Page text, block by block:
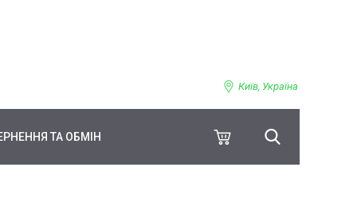
Київ, Україна
ТА ОБМІН